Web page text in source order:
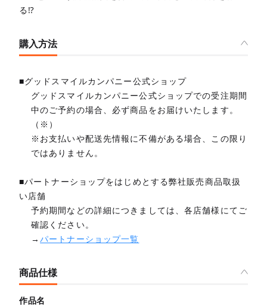
る⁉
購入方法
■グッドスマイルカンパニー公式ショップ
グッドスマイルカンパニー公式ショップでの受注期間
中のご予約の場合、必ず商品をお届けいたします。
（※）
※お支払いや配送先情報に不備がある場合、この限り
ではありません。
■パートナーショップをはじめとする弊社販売商品取扱
い店舗
予約期間などの詳細につきましては、各店舗様にてご
確認ください。
→パートナーショップ一覧
商品仕様
作品名